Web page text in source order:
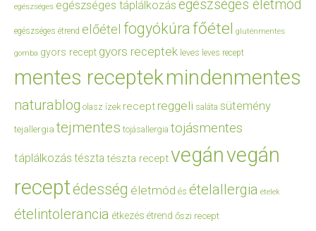
egészséges egészséges táplálkozás egészséges életmód
egészséges étrend előétel fogyókúrafőétel gluténmentes
gomba gyors recept gyors receptek leves leves recept
mentes receptekmindenmentes
naturablog olasz ízek recept reggeli saláta sütemény
tejallergia tejmentes tojásallergia tojásmentes
táplálkozás tészta tészta receptvegánvegán
receptédesség életmód és ételallergia ételek
ételintolerancia étkezés étrend őszi recept